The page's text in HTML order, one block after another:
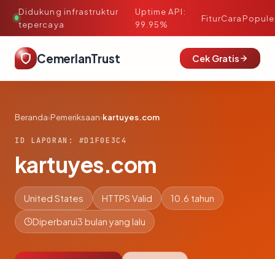
Didukung infrastruktur
tepercaya
·
Uptime API:
99.95%
FiturCara
CemerlanTrust Cek Gratis
Beranda›Pemeriksaan›kartuyes.com
ID LAPORAN: #D1F0E3C4
kartuyes.com
United States HTTPS Valid 10.6 tahun
Diperbarui3 bulan yang lalu